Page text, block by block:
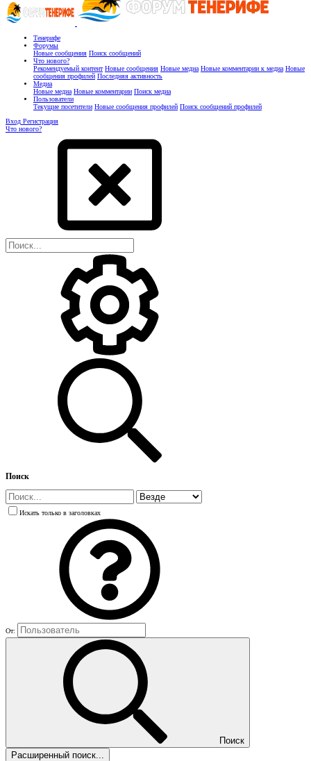
Тенерифе
Форумы
Новые сообщения Поиск сообщений
Что нового?
Рекомендуемый контент Новые сообщения Новые медиа Новые комментарии к медиа Новые
сообщения профилей Последняя активность
Медиа
Новые медиа Новые комментарии Поиск медиа
Пользователи
Текущие посетители Новые сообщения профилей Поиск сообщений профилей
Вход Регистрация
Что нового?
Поиск
Искать только в заголовках
От:
Поиск
Расширенный поиск...